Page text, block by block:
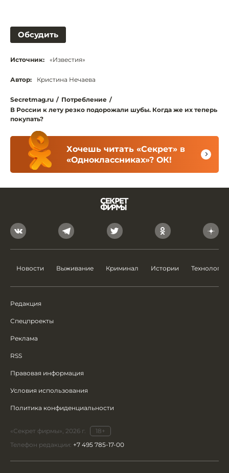
Обсудить
Источник: «Известия»
Автор: Кристина Нечаева
Secretmag.ru / Потребление /
В России к лету резко подорожали шубы. Когда же их теперь
покупать?
Хочешь читать «Секрет» в
«Одноклассниках»? ОК!
Новости Выживание Криминал Истории Технологии
Редакция
Спецпроекты
Реклама
RSS
Правовая информация
Условия использования
Политика конфиденциальности
«Секрет фирмы», 2026 г.
18+
Телефон редакции: +7 495 785-17-00